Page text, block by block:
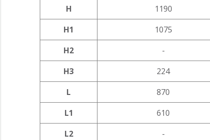
H
1190
H1
1075
H2
-
H3
224
L
870
L1
610
L2
-